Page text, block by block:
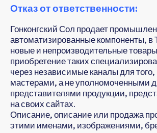
Отказ от ответственности:
Гонконгский Сол продает
автоматизированные компоненты, в
новые и непроизводительные
приобретение таких
через независимые каналы для
мастерами, а не уполномоченными
представителями продукции,
на своих сайтах.
Описание, описание или продажа
этими именами, изображениями,